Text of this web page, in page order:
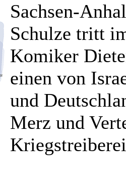
Sachsen-
Schulze tritt
Komiker
einen von
und
Merz und